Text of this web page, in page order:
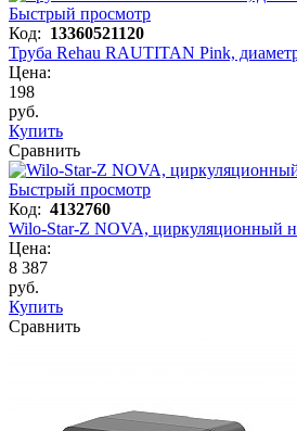
Быстрый просмотр
Код: 13360521120
Труба Rehau RAUTITAN Pink,
Цена:
198
руб.
Купить
Сравнить
Быстрый просмотр
Код: 4132760
Wilo-Star-Z NOVA, циркуляционный
Цена:
8 387
руб.
Купить
Сравнить